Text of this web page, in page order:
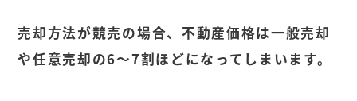
売却方法が競売の場合、不動産価格は一般売却
や任意売却の6〜7割ほどになってしまいます。